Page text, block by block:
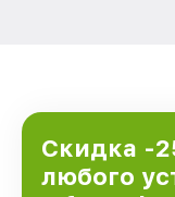
Скидка -
любого